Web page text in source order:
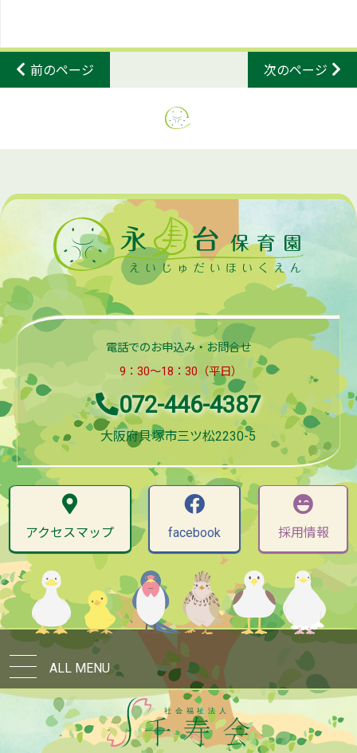
前のページ 次のページ
電話でのお申込み・お問合せ
9：30～18：30（平日）
072-446-4387
大阪府貝塚市三ツ松2230-5
アクセスマップ facebook 採用情報
ALL MENU